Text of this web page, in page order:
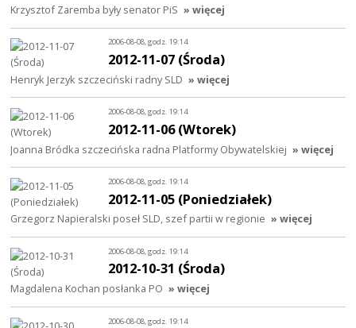
Krzysztof Zaremba były senator PiS » więcej
2006-08-08, godz. 19:14
2012-11-07 (Środa)
Henryk Jerzyk szczeciński radny SLD » więcej
2006-08-08, godz. 19:14
2012-11-06 (Wtorek)
Joanna Bródka szczecińska radna Platformy Obywatelskiej » więcej
2006-08-08, godz. 19:14
2012-11-05 (Poniedziałek)
Grzegorz Napieralski poseł SLD, szef partii w regionie » więcej
2006-08-08, godz. 19:14
2012-10-31 (Środa)
Magdalena Kochan posłanka PO » więcej
2006-08-08, godz. 19:14